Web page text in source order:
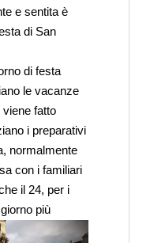
e sentita è
di San
di festa
le vacanze
fatto
i preparativi
normalmente
con i familiari
il 24, per i
più
natalizio.